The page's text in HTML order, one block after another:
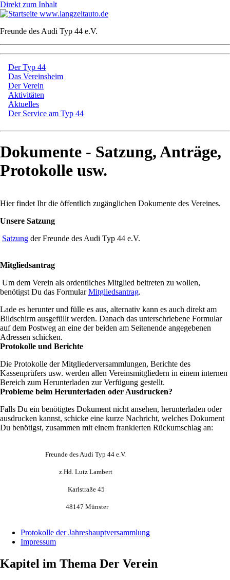
Direkt zum Inhalt
www.langzeitauto.de
Freunde des Audi Typ 44 e.V.
Der Typ 44
Das Vereinsheim
Der Verein
Aktivitäten
Aktuelles
Der Service am Typ 44
Dokumente - Satzung, Anträge,
Protokolle usw.
Hier findet Ihr die öffentlich zugänglichen Dokumente des Vereines.
Unsere Satzung
Satzung der Freunde des Audi Typ 44 e.V.
Mitgliedsantrag
Um dem Verein als ordentliches Mitglied beitreten zu wollen,
benötigst Du das FormularMitgliedsantrag.
Lade es herunter und fülle es aus, alternativ kann es auch direkt am
Bildschirm ausgefüllt werden. Danach das unterschriebene Formular
auf dem Postweg an eine der beiden am Seitenende angegebenen
Adressen schicken.
Protokolle und Berichte
Die Protokolle der Mitgliederversammlungen, Berichte des
Kassenprüfers usw. werden allen Vereinsmitgliedern in einem internen
Bereich zum Herunterladen zur Verfügung gestellt.
Probleme beim Herunterladen oder Ausdrucken?
Falls Du ein benötigtes Dokument nicht ansehen, herunterladen oder
ausdrucken kannst, schicke eine kurze Nachricht, welches Dokument
Du benötigst, zusammen mit einem frankierten Rückumschlag an:
Freunde des Audi Typ 44 e.V.
z.Hd. Lutz Lambert
Karlstraße 45
48147 Münster
Protokolle der Jahreshauptversammlung
Impressum
Kapitel im Thema Der Verein